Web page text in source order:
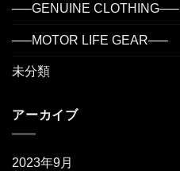
—–GENUINE CLOTHING—–
—–MOTOR LIFE GEAR—–
未分類
アーカイブ
2023年9月